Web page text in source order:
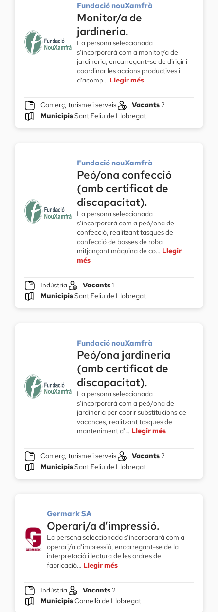
Fundació nouXamfrà
Monitor/a de
jardineria.
La persona seleccionada
s’incorporarà com a monitor/a de
jardineria, encarregant-se de dirigir i
coordinar les accions productives i
d’acomp… Llegir més
Comerç, turisme i serveis Vacants2
MunicipisSant Feliu de Llobregat
Fundació nouXamfrà
Peó/ona confecció
(amb certificat de
discapacitat).
La persona seleccionada
s’incorporarà com a peó/ona de
confecció, realitzant tasques de
confecció de bosses de roba
mitjançant màquina de co… Llegir
més
Indústria Vacants1
MunicipisSant Feliu de Llobregat
Fundació nouXamfrà
Peó/ona jardineria
(amb certificat de
discapacitat).
La persona seleccionada
s’incorporarà com a peó/ona de
jardineria per cobrir substitucions de
vacances, realitzant tasques de
manteniment d’… Llegir més
Comerç, turisme i serveis Vacants2
MunicipisSant Feliu de Llobregat
Germark SA
Operari/a d’impressió.
La persona seleccionada s’incorporarà com a
operari/a d’impressió, encarregant-se de la
interpretació i lectura de les ordres de
fabricació… Llegir més
Indústria Vacants2
MunicipisCornellà de Llobregat